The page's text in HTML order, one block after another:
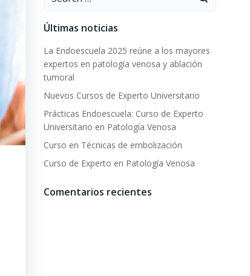
Últimas noticias
La Endoescuela 2025 reúne a los mayores
expertos en patología venosa y ablación
tumoral
Nuevos Cursos de Experto Universitario
Prácticas Endoescuela: Curso de Experto
Universitario en Patología Venosa
Curso en Técnicas de embolización
Curso de Experto en Patología Venosa
Comentarios recientes